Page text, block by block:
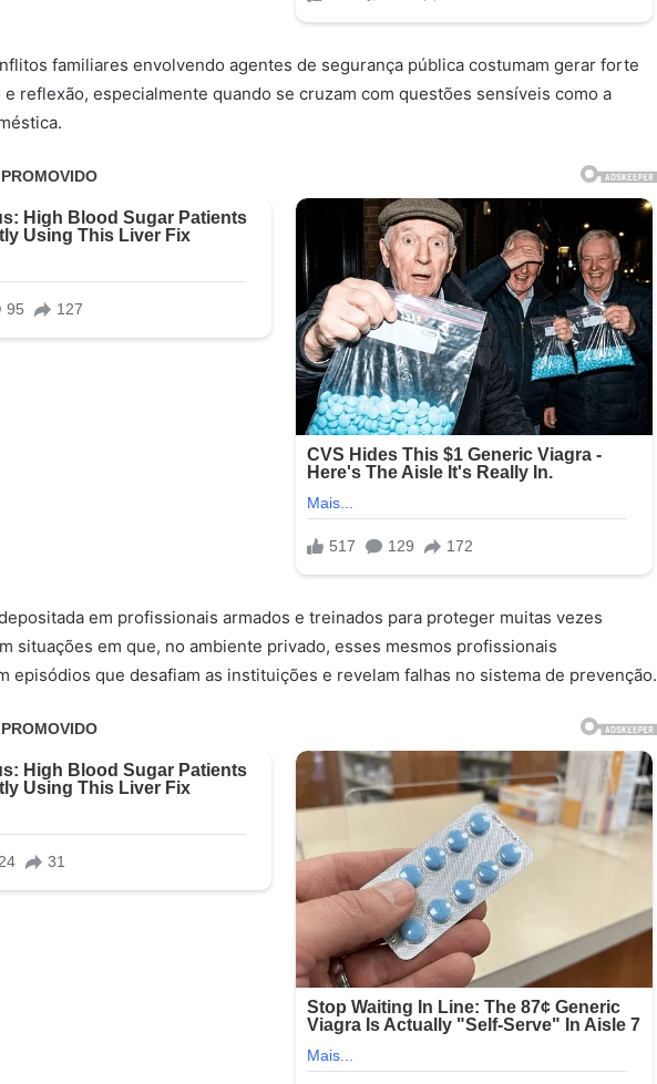
familiares envolvendo agentes de segurança pública costumam gerar forte
reflexão, especialmente quando se cruzam com questões sensíveis como a
em profissionais armados e treinados para proteger muitas vezes
situações em que, no ambiente privado, esses mesmos profissionais
episódios que desafiam as instituições e revelam falhas no sistema de prevenção.